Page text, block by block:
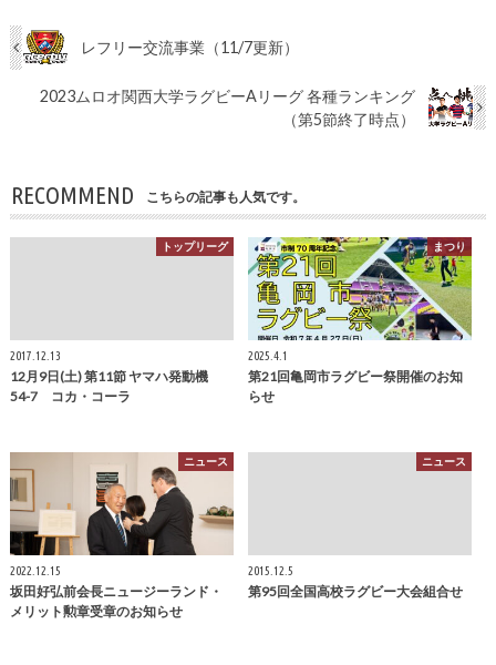
レフリー交流事業（11/7更新）
2023ムロオ関西大学ラグビーAリーグ 各種ランキング
（第5節終了時点）
RECOMMEND こちらの記事も人気です。
トップリーグ
2017.12.13
12月9日(土) 第11節 ヤマハ発動機
54-7 コカ・コーラ
まつり
2025.4.1
第21回亀岡市ラグビー祭開催のお知
らせ
ニュース
2022.12.15
坂田好弘前会長ニュージーランド・
メリット勲章受章のお知らせ
ニュース
2015.12.5
第95回全国高校ラグビー大会組合せ